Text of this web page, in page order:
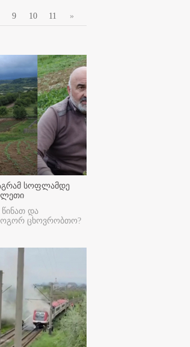
9 10 11 »
სოფლამდე
წინათ და
ცხოვრობთო?